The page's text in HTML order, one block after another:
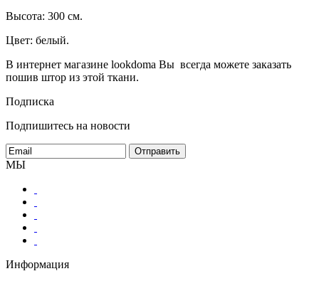
Высота: 300 см.
Цвет: белый.
В интернет магазине lookdoma Вы всегда можете заказать
пошив штор из этой ткани.
Подписка
Подпишитесь на новости
МЫ
Информация